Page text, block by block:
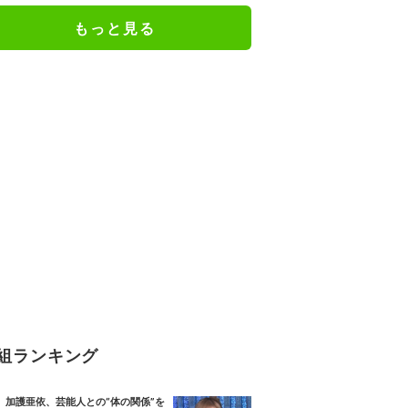
もっと見る
ランキング
加護亜依、芸能人との“体の関係”を